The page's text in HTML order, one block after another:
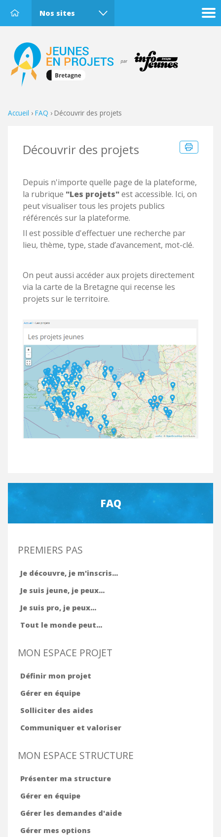
Nos sites
Accueil › FAQ › Découvrir des projets
Découvrir des projets
Depuis n'importe quelle page de la plateforme,
la rubrique "Les projets"est accessible. Ici, on
peut visualiser tous les projets publics
référencés sur la plateforme.
Il est possible d'effectuer une recherche par
lieu, thème, type, stade d’avancement, mot-clé.
On peut aussi accéder aux projets directement
via la carte de la Bretagne qui recense les
projets sur le territoire.
FAQ
PREMIERS PAS
Je découvre, je m'inscris...
Je suis jeune, je peux...
Je suis pro, je peux...
Tout le monde peut...
MON ESPACE PROJET
Définir mon projet
Gérer en équipe
Solliciter des aides
Communiquer et valoriser
MON ESPACE STRUCTURE
Présenter ma structure
Gérer en équipe
Gérer les demandes d'aide
Gérer mes options